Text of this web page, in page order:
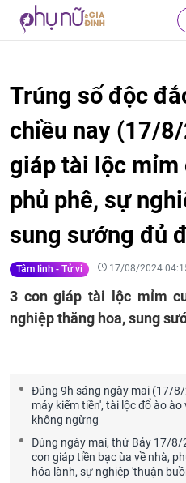
Trúng số độc
chiều nay (17/
giáp tài lộc
phủ phê, sự
sung sướng đủ
Tâm linh - Tử vi 17/08/2024
3 con giáp tài lộc mỉm
nghiệp thăng hoa, sung
Đúng 9h sáng ngày mai (17/
máy kiếm tiền', tài lộc đổ ào
không ngừng
Đúng ngày mai, thứ Bảy 17/8/
con giáp tiền bạc ùa về nhà,
hóa lành, sự nghiệp 'thuận